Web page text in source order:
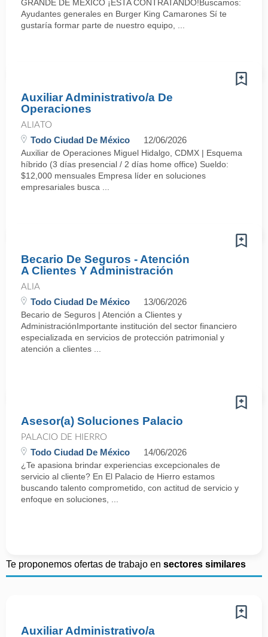
GRANDE DE MÉXICO ¡ESTA CONTRATANDO!Buscamos:
Ayudantes generales en Burger King Camarones Sí te
gustaría formar parte de nuestro equipo, ...
Auxiliar Administrativo/a De
Operaciones
ALIATO
Todo Ciudad De México 12/06/2026
Auxiliar de Operaciones Miguel Hidalgo, CDMX | Esquema
híbrido (3 días presencial / 2 días home office) Sueldo:
$12,000 mensuales Empresa líder en soluciones
empresariales busca ...
Becario De Seguros - Atención
A Clientes Y Administración
ALIA
Todo Ciudad De México 13/06/2026
Becario de Seguros | Atención a Clientes y
AdministraciónImportante institución del sector financiero
especializada en servicios de protección patrimonial y
atención a clientes ...
Asesor(a) Soluciones Palacio
PALACIO DE HIERRO
Todo Ciudad De México 14/06/2026
¿Te apasiona brindar experiencias excepcionales de
servicio al cliente? En El Palacio de Hierro estamos
buscando talento comprometido, con actitud de servicio y
enfoque en soluciones, ...
Te proponemos ofertas de trabajo en sectores similares
Auxiliar Administrativo/a